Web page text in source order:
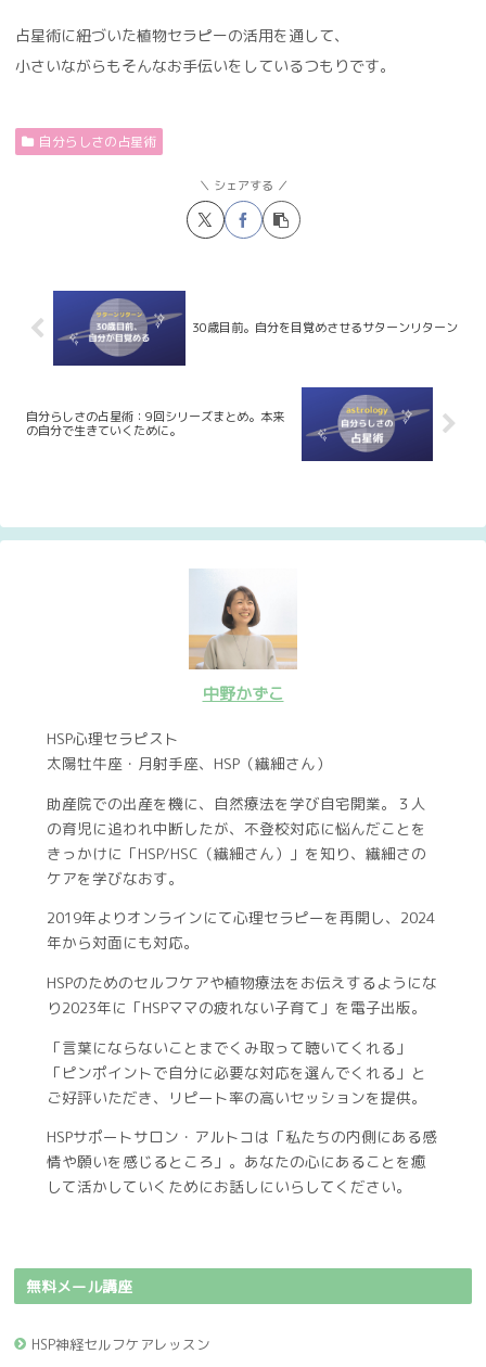
占星術に紐づいた植物セラピーの活用を通して、
小さいながらもそんなお手伝いをしているつもりです。
自分らしさの占星術
シェアする
30歳目前。自分を目覚めさせるサターンリターン
自分らしさの占星術：9回シリーズまとめ。本来
の自分で生きていくために。
中野かずこ
HSP心理セラピスト
太陽牡牛座・月射手座、HSP（繊細さん）
助産院での出産を機に、自然療法を学び自宅開業。３人
の育児に追われ中断したが、不登校対応に悩んだことを
きっかけに「HSP/HSC（繊細さん）」を知り、繊細さの
ケアを学びなおす。
2019年よりオンラインにて心理セラピーを再開し、2024
年から対面にも対応。
HSPのためのセルフケアや植物療法をお伝えするようにな
り2023年に「HSPママの疲れない子育て」を電子出版。
「言葉にならないことまでくみ取って聴いてくれる」
「ピンポイントで自分に必要な対応を選んでくれる」と
ご好評いただき、リピート率の高いセッションを提供。
HSPサポートサロン・アルトコは「私たちの内側にある感
情や願いを感じるところ」。あなたの心にあることを癒
して活かしていくためにお話しにいらしてください。
無料メール講座
HSP神経セルフケアレッスン